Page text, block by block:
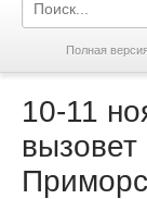
Полная
10-11
вызовет